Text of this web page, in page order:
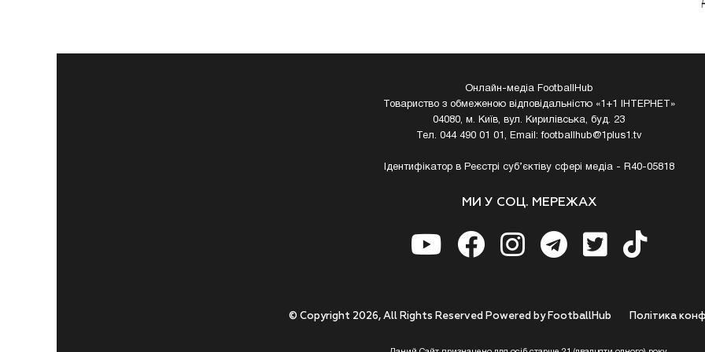
Онлайн-медіа FootballHub
Товариство з обмеженою відповідальністю «1+1 ІНТЕРНЕТ»
04080, м. Київ, вул. Кирилівська, буд. 23
Тел. 044 490 01 01, Email:footballhub@1plus1.tv
Ідентифікатор в Реєстрі суб’єктіву сфері медіа - R40-05818
МИ У СОЦ. МЕРЕЖАХ
Полiтика
© Copyright 2026, All Rights Reserved Powered by FootballHub